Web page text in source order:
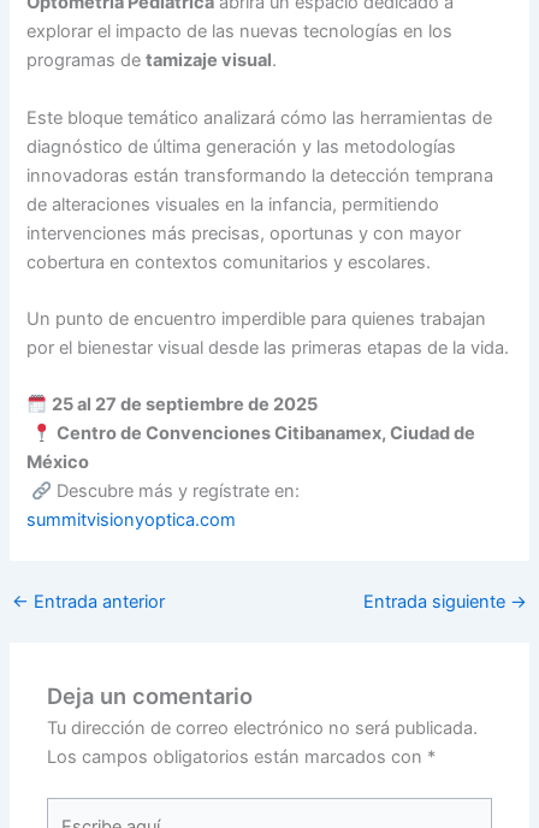
explorar el impacto de las nuevas tecnologías en los
programas detamizaje visual.
Este bloque temático analizará cómo las herramientas de
diagnóstico de última generación y las metodologías
innovadoras están transformando la detección temprana
de alteraciones visuales en la infancia, permitiendo
intervenciones más precisas, oportunas y con mayor
cobertura en contextos comunitarios y escolares.
Un punto de encuentro imperdible para quienes trabajan
por el bienestar visual desde las primeras etapas de la vida.
25 al 27 de septiembre de 2025
Centro de Convenciones Citibanamex, Ciudad de
México
Descubre más y regístrate en:
summitvisionyoptica.com
← Entrada anterior Entrada siguiente →
Deja un comentario
Tu dirección de correo electrónico no será publicada.
Los campos obligatorios están marcados con *